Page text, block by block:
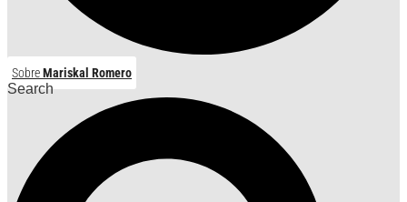
SobreMariskal Romero
Search